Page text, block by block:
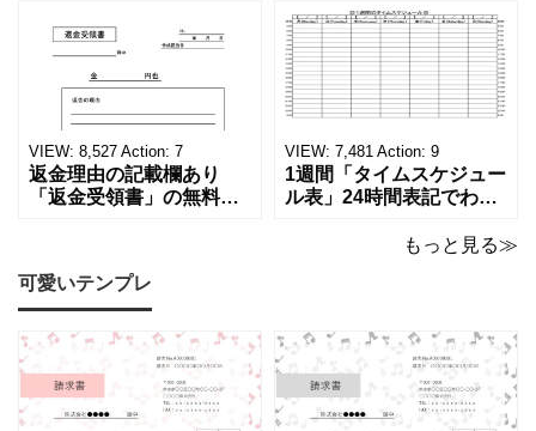
る！印刷可能な一覧表！
印刷可能な平成・令和・
西暦早見表を無料ダウン
ロードでご利用いただけ
ます。 パソコンに保存し
ていただくか、A4サイズ
でコピーしてご
ーカーの代理店、回収業
者へおすすめ！(Excel・
Word・PDF)正しく廃棄
されたことを証明する書
類「廃棄処分証明書」の
テンプレートです。 量販
店や家電メーカーの代理
店、回収
VIEW: 8,527 Action: 7
返金理由の記載欄あり
「返金受領書」の無料テ
め！過払い･誤入金などが
発生した際にも使える、
モノクロでシンプルな
「返金領収書」のテンプ
レートとなります。 A4縦
型サイズで用紙に印
VIEW: 7,481 Action: 9
1週間「タイムスケジュー
ル表」24時間表記でわか
ト！A4横型ExcelやWord
表になります。 A4横型サ
イズの無料テンプレート
で、Excel・Wo
もっと見る≫
可愛いテンプレ